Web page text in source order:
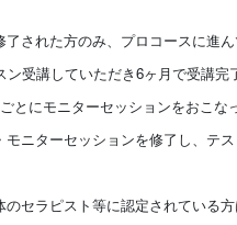
された方のみ、プロコースに進ん
受講していただき6ヶ月で受講完
とにモニターセッションをおこな
モニターセッションを修了し、テ
セラピスト等に認定されている